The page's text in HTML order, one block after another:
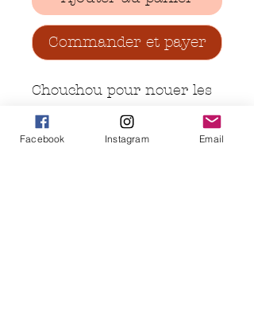
Commander et payer
Chouchou pour nouer les
cheveux, en 100% Oeko-
Tex.
Facebook Instagram Email